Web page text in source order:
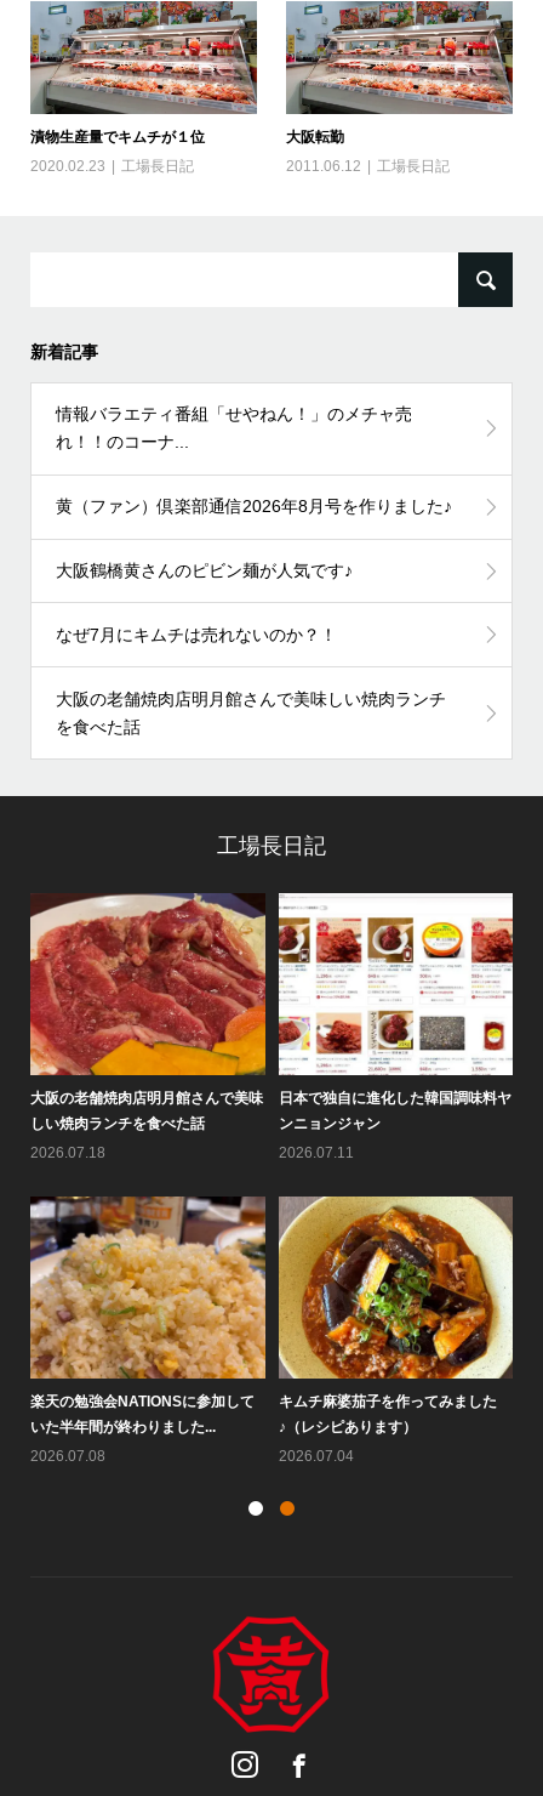
漬物生産量でキムチが１位
2020.02.23
工場長日記
大阪転勤
2011.06.12
工場長日記
新着記事
情報バラエティ番組「せやねん！」のメチャ売
れ！！のコーナ...
黄（ファン）倶楽部通信2026年8月号を作りました♪
大阪鶴橋黄さんのピビン麺が人気です♪
なぜ7月にキムチは売れないのか？！
大阪の老舗焼肉店明月館さんで美味しい焼肉ランチ
を食べた話
工場長日記
大阪の老舗焼肉店明月館さんで美味
しい焼肉ランチを食べた話
2026.07.18
日本で独自に進化した韓国調味料ヤ
ンニョンジャン
2026.07.11
楽天の勉強会NATIONSに参加して
いた半年間が終わりました...
2026.07.08
キムチ麻婆茄子を作ってみました
♪（レシピあります）
2026.07.04